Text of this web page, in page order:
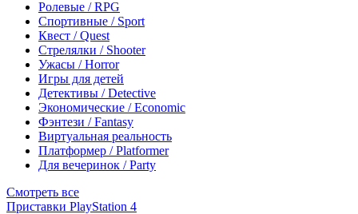
Ролевые / RPG
Спортивные / Sport
Квест / Quest
Стрелялки / Shooter
Ужасы / Horror
Игры для детей
Детективы / Detective
Экономические / Economic
Фэнтези / Fantasy
Виртуальная реальность
Платформер / Platformer
Для вечеринок / Party
Смотреть все
Приставки PlayStation 4